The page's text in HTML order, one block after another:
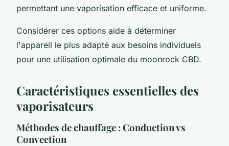
permettant une vaporisation efficace et uniforme.
Considérer ces options aide à déterminer
l'appareil le plus adapté aux besoins individuels
pour une utilisation optimale du moonrock CBD.
Caractéristiques essentielles des
vaporisateurs
Méthodes de chauffage : Conduction vs
Convection